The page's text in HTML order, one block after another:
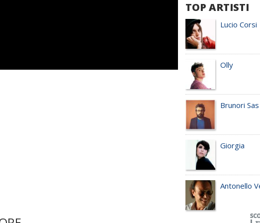
TOP ARTISTI
Lucio Corsi
Olly
Brunori Sas
Giorgia
Antonello